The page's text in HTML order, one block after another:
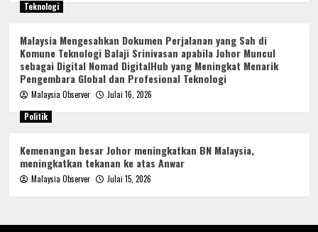
Teknologi
Malaysia Mengesahkan Dokumen Perjalanan yang Sah di
Komune Teknologi Balaji Srinivasan apabila Johor Muncul
sebagai Digital Nomad DigitalHub yang Meningkat Menarik
Pengembara Global dan Profesional Teknologi
Malaysia Observer
Julai 16, 2026
Politik
Kemenangan besar Johor meningkatkan BN Malaysia,
meningkatkan tekanan ke atas Anwar
Malaysia Observer Julai 15, 2026